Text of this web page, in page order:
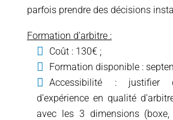
parfois prendre des décisions
Formation d’arbitre :
Coût : 130€ ;
Formation disponible :
Accessibilité : justifier
d’expérience en qualité
avec les 3 dimensions